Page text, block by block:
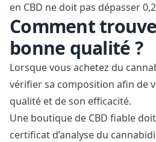
en CBD ne doit pas dépasser
Comment
bonne qualité ?
Lorsque vous achetez du
vérifier sa composition afin de
qualité et de son efficacité.
Une boutique de CBD fiable
certificat d’analyse du